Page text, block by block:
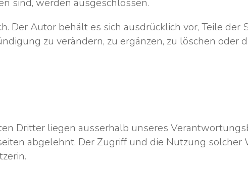
Der Autor behält es sich ausdrücklich vor, Teile der
zu verändern, zu ergänzen, zu löschen oder
Dritter liegen ausserhalb unseres
abgelehnt. Der Zugriff und die Nutzung solcher